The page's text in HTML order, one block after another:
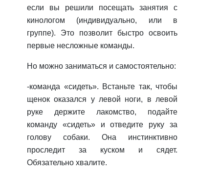
если вы решили посещать занятия с
кинологом (индивидуально, или в
группе). Это позволит быстро освоить
первые несложные команды.
Но можно заниматься и самостоятельно:
-команда «сидеть». Встаньте так, чтобы
щенок оказался у левой ноги, в левой
руке держите лакомство, подайте
команду «сидеть» и отведите руку за
голову собаки. Она инстинктивно
проследит за куском и сядет.
Обязательно хвалите.